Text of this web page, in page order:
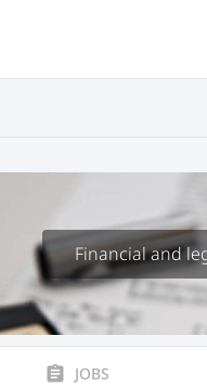
Financial and
assignment JOBS